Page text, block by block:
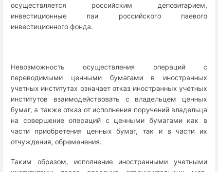
осуществляется российским депозитарием,
инвестиционные паи российского паевого
инвестиционного фонда.
Невозможность осуществления операций с
переводимыми ценными бумагами в иностранных
учетных институтах означает отказ иностранных учетных
институтов взаимодействовать с владельцем ценных
бумаг, а также отказ от исполнения поручений владельца
на совершение операций с ценными бумагами как в
части приобретения ценных бумаг, так и в части их
отчуждения, обременения.
Таким образом, исполнение иностранными учетными